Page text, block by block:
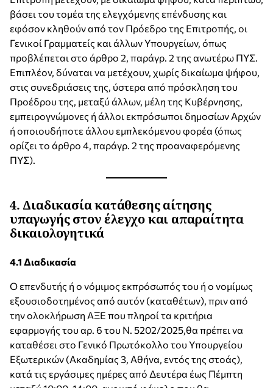
βάσει του τομέα της ελεγχόμενης επένδυσης και
εφόσον κληθούν από τον Πρόεδρο της Επιτροπής, οι
Γενικοί Γραμματείς και άλλων Υπουργείων, όπως
προβλέπεται στο άρθρο 2, παράγρ. 2 της ανωτέρω ΠΥΣ.
Επιπλέον, δύναται να μετέχουν, χωρίς δικαίωμα ψήφου,
στις συνεδριάσεις της, ύστερα από πρόσκληση του
Προέδρου της, μεταξύ άλλων, μέλη της Κυβέρνησης,
εμπειρογνώμονες ή άλλοι εκπρόσωποι δημοσίων Αρχών
ή οποιουδήποτε άλλου εμπλεκόμενου φορέα (όπως
ορίζει το άρθρο 4, παράγρ. 2 της προαναφερόμενης
ΠΥΣ).
4. Διαδικασία κατάθεσης αίτησης
υπαγωγής στον έλεγχο και απαραίτητα
δικαιολογητικά
4.1 Διαδικασία
Ο επενδυτής ή ο νόμιμος εκπρόσωπός του ή ο νομίμως
εξουσιοδοτημένος από αυτόν (καταθέτων), πριν από
την ολοκλήρωση ΑΞΕ που πληροί τα κριτήρια
εφαρμογής του αρ. 6 του Ν. 5202/2025,θα πρέπει να
καταθέσει στο Γενικό Πρωτόκολλο του Υπουργείου
Εξωτερικών (Ακαδημίας 3, Αθήνα, εντός της στοάς),
κατά τις εργάσιμες ημέρες από Δευτέρα έως Πέμπτη